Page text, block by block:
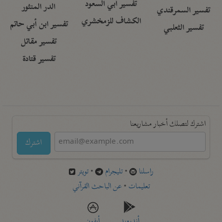
تفسير السمرقندي
تفسير الثعلبي
تفسير أبي السعود
الكشاف للزمخشري
الدر المنثور
تفسير ابن أبي حاتم
تفسير مقاتل
تفسير قتادة
اشترك لتصلك أخبار مشاريعنا
اشترك
راسلنا •تليجرام •تويتر
تعليمات •عن الباحث القرآني